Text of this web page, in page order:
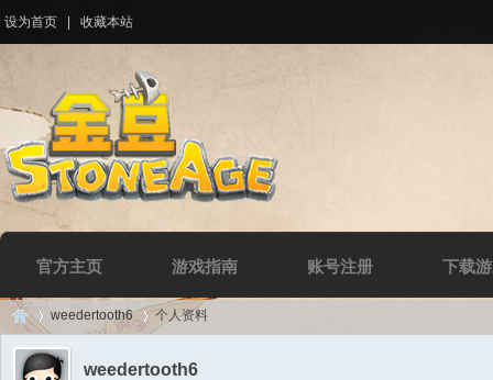
设为首页 收藏本站
官方主页 游戏指南 账号注册 下载
weedertooth6 个人资料
weedertooth6